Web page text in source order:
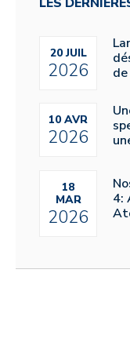
LES
20 JUIL
2026
10 AVR
2026
18
MAR
2026
4: